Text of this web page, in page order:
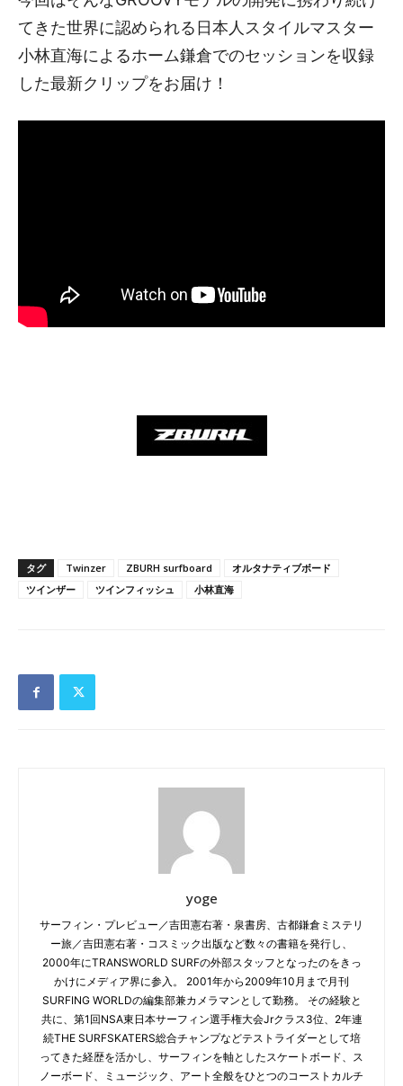
てきた世界に認められる日本人スタイルマスター
小林直海によるホーム鎌倉でのセッションを収録
した最新クリップをお届け！
タグ Twinzer ZBURH surfboard
オルタナティブボード
ツインザー
ツインフィッシュ 小林直海
yoge
サーフィン・プレビュー／吉田憲右著・泉書房、古都鎌倉ミステリ
ー旅／吉田憲右著・コスミック出版など数々の書籍を発行し、
2000年にTRANSWORLD SURFの外部スタッフとなったのをきっ
かけにメディア界に参入。 2001年から2009年10月まで月刊
SURFING WORLDの編集部兼カメラマンとして勤務。 その経験と
共に、第1回NSA東日本サーフィン選手権大会Jrクラス3位、2年連
続THE SURFSKATERS総合チャンプなどテストライダーとして培
ってきた経歴を活かし、サーフィンを軸としたスケートボード、ス
ノーボード、ミュージック、アート全般をひとつのコーストカルチ